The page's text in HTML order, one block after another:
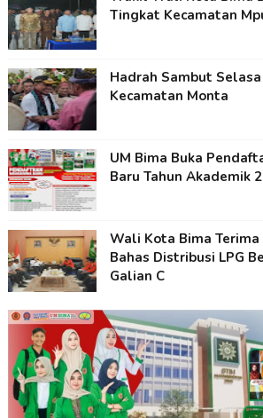
Tingkat Kecamatan
Hadrah Sambut
Kecamatan Monta
UM Bima Buka
Baru Tahun Akademik
Wali Kota Bima Terima
Bahas Distribusi LPG
Galian C